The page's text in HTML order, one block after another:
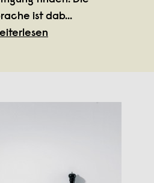
ist dab...